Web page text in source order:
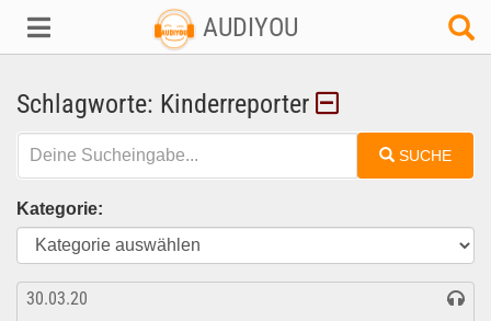
AUDIYOU
Schlagworte: Kinderreporter
SUCHE
Kategorie:
30.03.20